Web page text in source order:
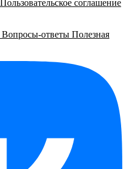
Пользовательское соглашение
Вопросы-ответы Полезная